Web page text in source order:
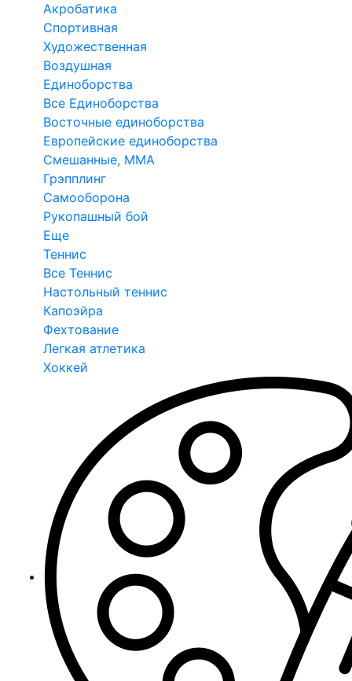
Акробатика
Спортивная
Художественная
Воздушная
Единоборства
Все Единоборства
Восточные единоборства
Европейские единоборства
Смешанные, ММА
Грэпплинг
Самооборона
Рукопашный бой
Еще
Теннис
Все Теннис
Настольный теннис
Капоэйра
Фехтование
Легкая атлетика
Хоккей